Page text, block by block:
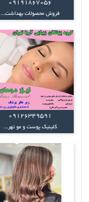
09191867056
فروش محصولات بهداشت...
09126349591
کلینیک پوست و مو تهر...